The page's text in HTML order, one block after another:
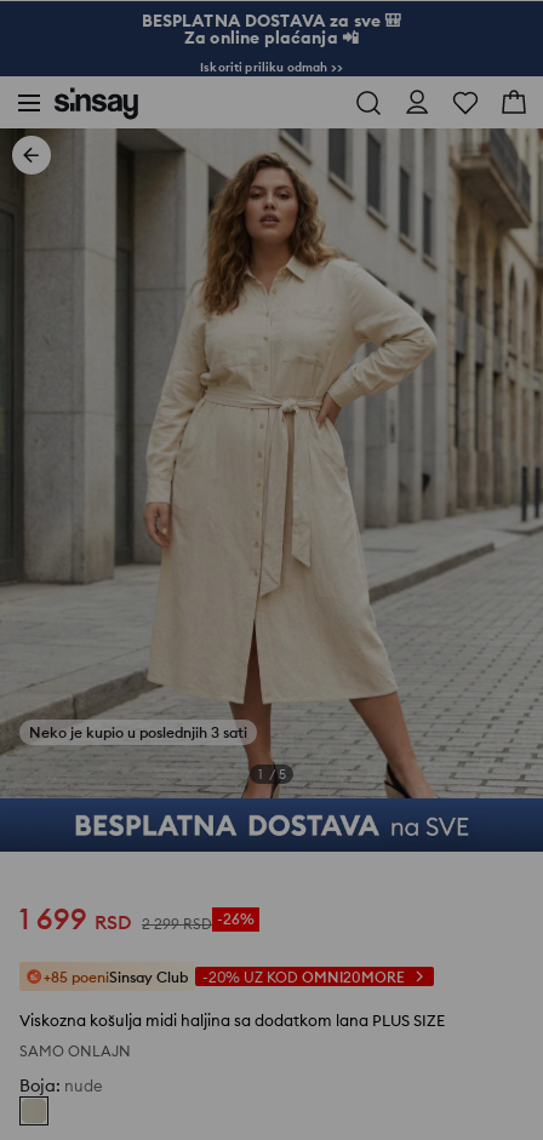
BESPLATNA DOSTAVA za sve 🎒
Za online plaćanja 📲
Iskoriti priliku odmah >>
1 / 5
1 699 RSD 2 299 RSD -26%
+85 poeniSinsay Club -20% UZ KOD OMNI20MORE
Viskozna košulja midi haljina sa dodatkom lana PLUS SIZE
SAMO ONLAJN
Boja: nude